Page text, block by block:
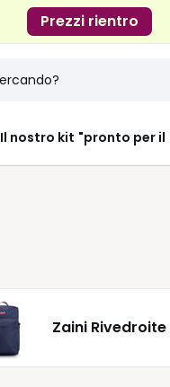
Prezzi rientro
Il nostro kit "pronto per
Zaini Rivedroite